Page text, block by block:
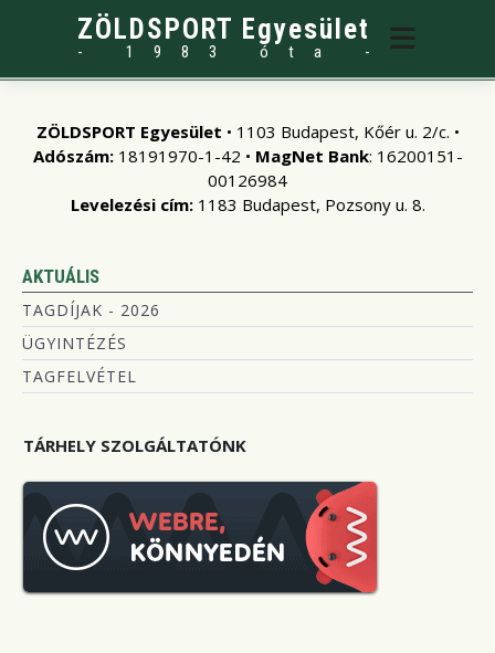
ZÖLDSPORT Egyesület
- 1983 óta -
ZÖLDSPORT Egyesület • 1103 Budapest, Kőér u. 2/c. •
Adószám:18191970-1-42 • MagNet Bank: 16200151-
00126984
Levelezési cím:1183 Budapest, Pozsony u. 8.
AKTUÁLIS
TAGDÍJAK - 2026
ÜGYINTÉZÉS
TAGFELVÉTEL
TÁRHELY SZOLGÁLTATÓNK